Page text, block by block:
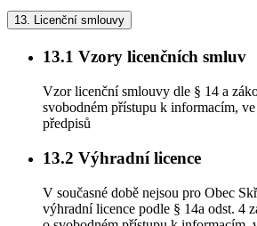
13. Licenční smlouvy
13.1 Vzory licenčních smluv
Vzor licenční smlouvy dle § 14 a
svobodném přístupu k informacím,
předpisů
13.2 Výhradní licence
V současné době nejsou pro Obec
výhradní licence podle § 14a odst. 4